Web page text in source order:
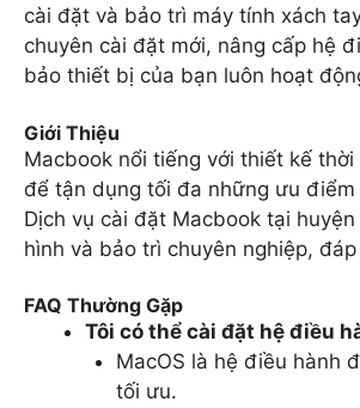
cài đặt và bảo trì máy tính xách
chuyên cài đặt mới, nâng cấp hệ
bảo thiết bị của bạn luôn hoạt
Giới Thiệu
Macbook nổi tiếng với thiết kế
để tận dụng tối đa những ưu
Dịch vụ cài đặt Macbook tại
hình và bảo trì chuyên nghiệp,
FAQ Thường Gặp
Tôi có thể cài đặt hệ điều
MacOS là hệ điều hành
tối ưu.